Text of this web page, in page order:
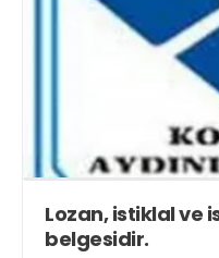
Lozan, istiklal ve
belgesidir.